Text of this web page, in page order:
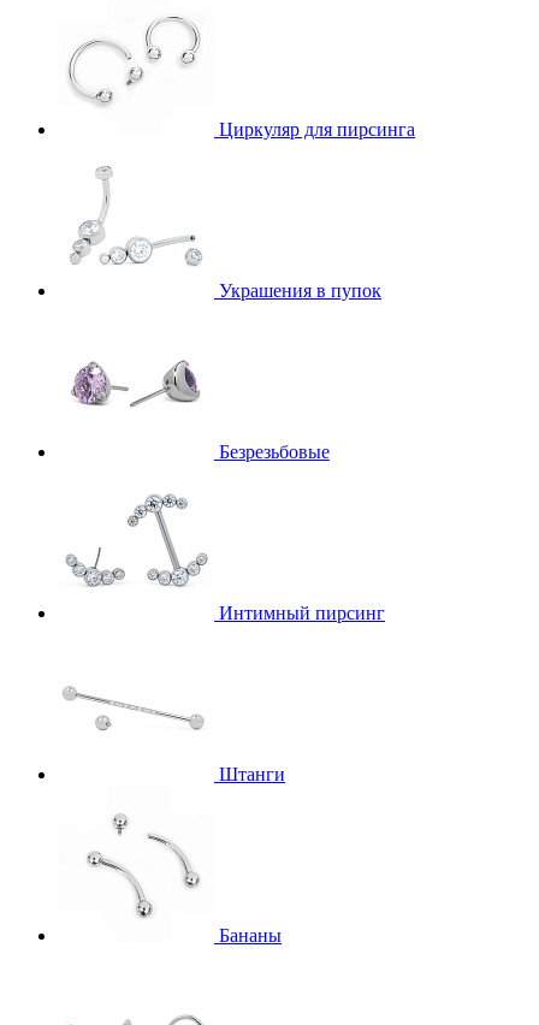
Циркуляр для пирсинга
Украшения в пупок
Безрезьбовые
Интимный пирсинг
Штанги
Бананы